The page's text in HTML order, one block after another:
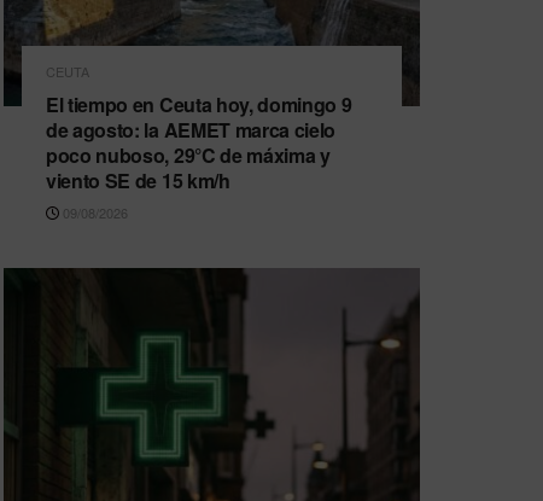
CEUTA
El tiempo en Ceuta hoy, domingo 9
de agosto: la AEMET marca cielo
poco nuboso, 29°C de máxima y
viento SE de 15 km/h
09/08/2026